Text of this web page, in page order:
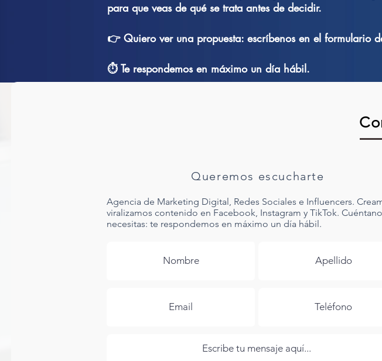
para que veas de qué se trata antes de decidir.
👉 Quiero ver una propuesta: escríbenos en el formulario
⏱️ Te respondemos en máximo un día hábil.
Queremos escucharte
Agencia de Marketing Digital, Redes Sociales e Influencers.
viralizamos contenido en Facebook, Instagram y TikTok.
necesitas: te respondemos en máximo un día hábil.